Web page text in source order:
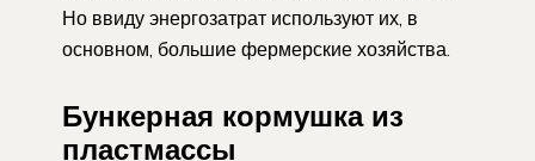
Но ввиду энергозатрат используют их, в
основном, большие фермерские хозяйства.
Бункерная кормушка из
пластмассы